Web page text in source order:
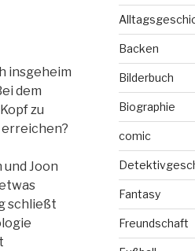
insgeheim
dem
zu
erreichen?
Joon
schließt
Backen
Bilderbuch
Biographie
comic
Fantasy
Freundschaft